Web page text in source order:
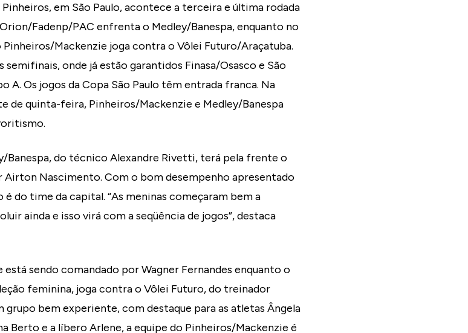
em São Paulo, acontece a terceira e última rodada
Fadenp/PAC enfrenta o Medley/Banespa, enquanto no
Pinheiros/Mackenzie joga contra o Vôlei Futuro/Araçatuba.
semifinais, onde já estão garantidos Finasa/Osasco e São
A. Os jogos da Copa São Paulo têm entrada franca. Na
de quinta-feira, Pinheiros/Mackenzie e Medley/Banespa
Banespa, do técnico Alexandre Rivetti, terá pela frente o
Nascimento. Com o bom desempenho apresentado
do time da capital. “As meninas começaram bem a
ainda e isso virá com a seqüência de jogos”, destaca
sendo comandado por Wagner Fernandes enquanto o
feminina, joga contra o Vôlei Futuro, do treinador
grupo bem experiente, com destaque para as atletas Ângela
Berto e a líbero Arlene, a equipe do Pinheiros/Mackenzie é